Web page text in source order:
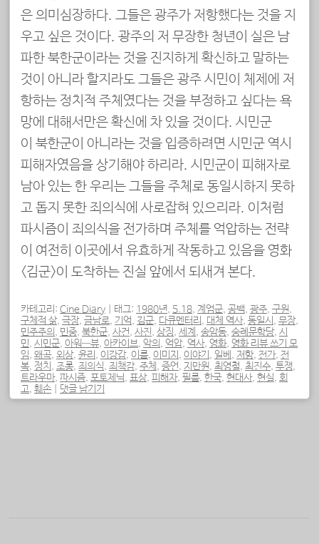
은 의미심장하다. 그들은 광주가 저항했다는 것을 지
우고 싶은 것이다. 광주의 저 무장한 청년이 실은 남
파한 북한군이라는 것을 진지하게 확신하고 말하는
것이 아니라 할지라도 그들은 광주 시민이 체제에 저
항하는 정치적 주체였다는 것을 부정하고 싶다는 욕
망에 대해서만은 확신에 차 있을 것이다. 시민군
이 북한군이 아니라는 것을 입증하려면 시민군 역시
피해자였음을 상기해야 하리라. 시민군이 피해자로
남아 있는 한 우리는 그들을 주체로 동일시하지 못하
고 돕지 못한 죄의식에 사로잡혀 있으리라. 이처럼
파시즘이 죄의식을 전가하며 주체를 억압하는 전략
이 여전히 이곳에서 유효하게 작동하고 있음을 영화
<김군>이 도착하는 진실 앞에서 되새겨 본다.
카테고리: Cine Diary 태그: 1980년, 5.18, 계엄군, 공백, 광주, 구원,
구체적 삶, 극장, 금남로, 기억, 김군, 다큐멘터리 , 대체 역사, 동일시 , 무장,
민주주의, 민중, 북한군, 사건, 사진, 상징, 세계 , 송암동, 숭례문학당, 시
민, 시민군, 아워—뷰, 아카이브, 악의, 억압, 역사, 영화, 영화 리뷰 쓰기 모
임, 왜곡, 외상, 윤리 , 이강갑, 이름, 이미지 , 이야기 , 일베 , 저항, 전가, 전
복, 정치 , 조롱, 죄의식, 죄책감, 주체 , 증언, 지만원, 최영철, 최진수, 투쟁,
트라우마, 파시즘, 포토제닉, 표상, 피해자, 필름, 한국, 현대사, 현실, 회
고, 훼손 댓글 남기기